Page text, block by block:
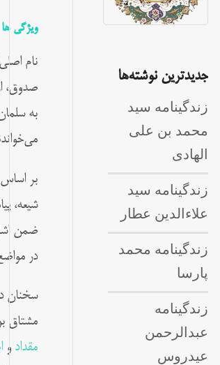
ویژگی ها
نام
صدوق،
به
بر
شیعه،
ضمن
در
سخنان
مشتاق
مقداد و
جدیدترین نوشته‌ها
زندگینامه سید
محمد بن علی
الهادی
زندگینامه سید
علاءالدین عطار
زندگینامه محمد
پارسا
زندگینامه
عبدالرحمن
عیدروس